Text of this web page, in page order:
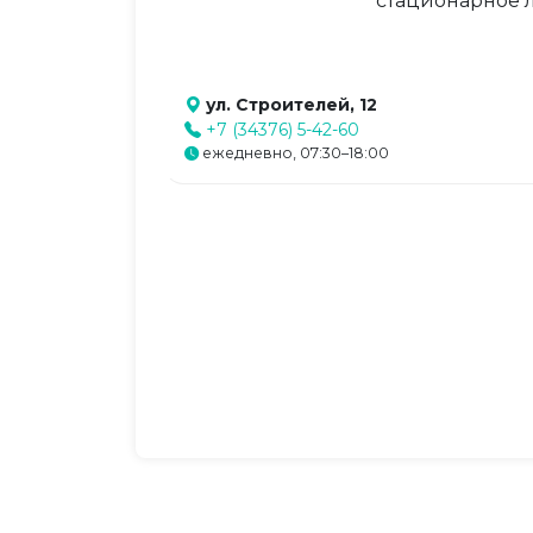
ул. Строителей, 12
+7 (34376) 5-42-60
ежедневно, 07:30–18:00